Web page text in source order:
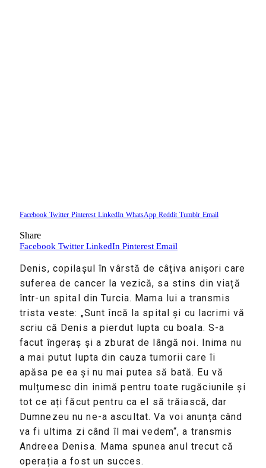
Facebook Twitter Pinterest LinkedIn WhatsApp Reddit Tumblr Email
Share
Facebook Twitter LinkedIn Pinterest Email
Denis, copilașul în vârstă de câțiva anișori care
suferea de cancer la vezică, sa stins din viață
într-un spital din Turcia. Mama lui a transmis
trista veste: „Sunt încă la spital și cu lacrimi vă
scriu că Denis a pierdut lupta cu boala. S-a
facut îngeraș și a zburat de lângă noi. Inima nu
a mai putut lupta din cauza tumorii care îi
apăsa pe ea și nu mai putea să bată. Eu vă
mulțumesc din inimă pentru toate rugăciunile și
tot ce ați făcut pentru ca el să trăiască, dar
Dumnezeu nu ne-a ascultat. Va voi anunța când
va fi ultima zi când îl mai vedem“, a transmis
Andreea Denisa. Mama spunea anul trecut că
operația a fost un succes.